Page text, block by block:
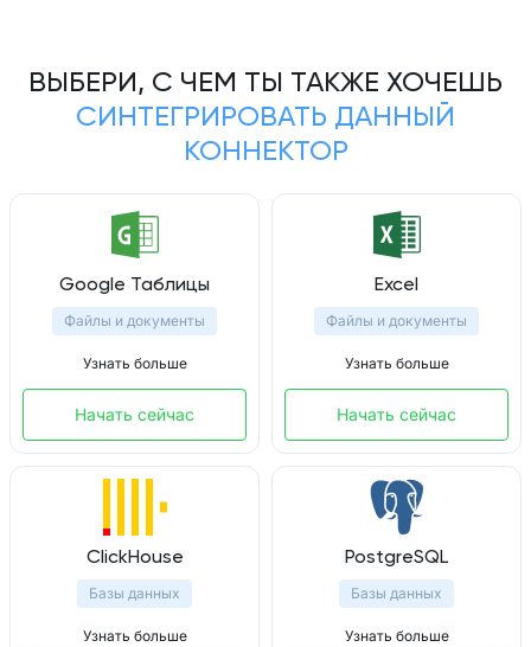
ВЫБЕРИ, С ЧЕМ ТЫ ТАКЖЕ ХОЧЕШЬ
СИНТЕГРИРОВАТЬ ДАННЫЙ
КОННЕКТОР
Google Таблицы
Файлы и документы
Узнать больше
Начать сейчас
Excel
Файлы и документы
Узнать больше
Начать сейчас
ClickHouse
Базы данных
Узнать больше
PostgreSQL
Базы данных
Узнать больше